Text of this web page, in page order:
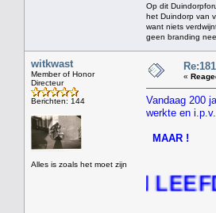
Op dit
het Duindorp van
want niets
geen branding
witkwast
Member of Honor
Directeur
Berichten: 144
Alles is zoals het moet zijn
«
Vandaag 200
werkte en
MAAR !
LEEFDE "